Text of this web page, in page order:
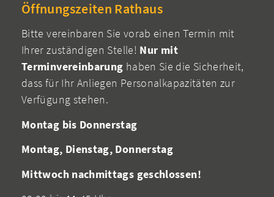
Öffnungszeiten Rathaus
Bitte vereinbaren Sie vorab einen Termin mit
Ihrer zuständigen Stelle! Nur mit
Terminvereinbarung haben Sie die Sicherheit,
dass für Ihr Anliegen Personalkapazitäten zur
Verfügung stehen.
Montag bis Donnerstag
Montag, Dienstag, Donnerstag
Mittwoch nachmittags geschlossen!